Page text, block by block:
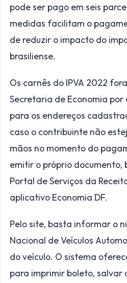
pode ser pago em seis
medidas facilitam o
de reduzir o impacto do
brasiliense.
Os carnês do IPVA 2022
Secretaria de Economia
para os endereços
caso o contribuinte não
mãos no momento do
emitir o próprio documento,
Portal de Serviços da
aplicativo Economia DF.
Pelo site, basta informar o
Nacional de Veículos
do veículo. O sistema
para imprimir boleto, salvar